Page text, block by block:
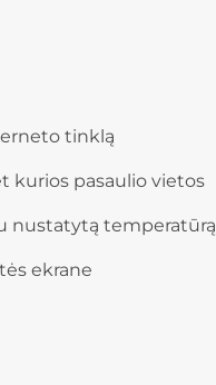
tinklą
kurios pasaulio vietos
nustatytą temperatūrą
ekrane